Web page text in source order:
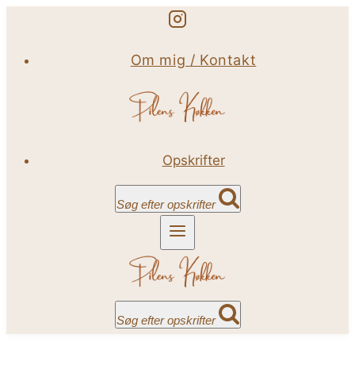
indhold
Om mig / Kontakt
Opskrifter
Søg efter opskrifter
Søg efter opskrifter